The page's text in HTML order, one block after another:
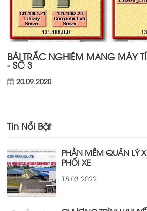
BÀI TRẮC NGHIỆM MẠNG MÁY
- SỐ 3
20.09.2020
Tin Nổi Bật
PHẦN MỀM QUẢN LÝ
PHỐI XE
18.03.2022